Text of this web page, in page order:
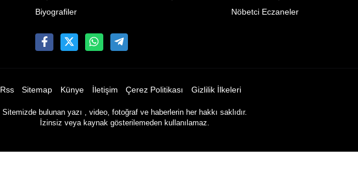
Biyografiler
Nöbetci Eczaneler
Rss Sitemap Künye İletişim Çerez Politikası Gizlilik İlkeleri
Sitemizde bulunan yazı , video, fotoğraf ve haberlerin her hakkı saklıdır.
İzinsiz veya kaynak gösterilemeden kullanılamaz.